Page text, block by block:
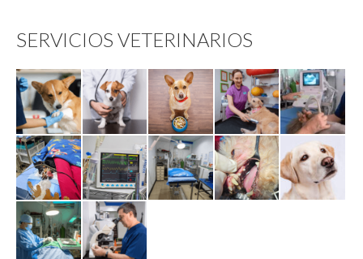
SERVICIOS VETERINARIOS